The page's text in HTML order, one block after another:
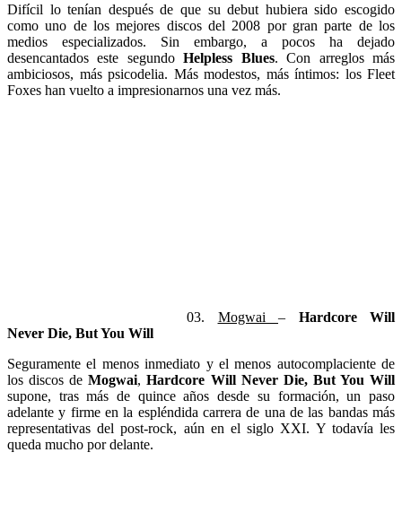
Difícil lo tenían después de que su debut hubiera sido escogido
como uno de los mejores discos del 2008 por gran parte de los
medios especializados. Sin embargo, a pocos ha dejado
desencantados este segundoHelpless Blues. Con arreglos más
ambiciosos, más psicodelia. Más modestos, más íntimos: los Fleet
Foxes han vuelto a impresionarnos una vez más.
03. Mogwai – Hardcore Will
Never Die, But You Will
Seguramente el menos inmediato y el menos autocomplaciente de
los discos deMogwai,Hardcore Will Never Die, But You Will
supone, tras más de quince años desde su formación, un paso
adelante y firme en la espléndida carrera de una de las bandas más
representativas del post-rock, aún en el siglo XXI. Y todavía les
queda mucho por delante.